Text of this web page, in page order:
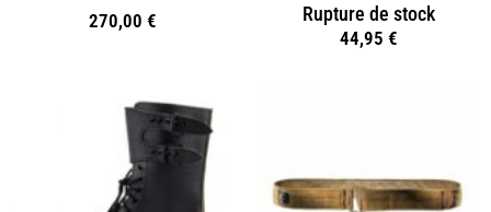
270,00 € Rupture de stock
44,95 €